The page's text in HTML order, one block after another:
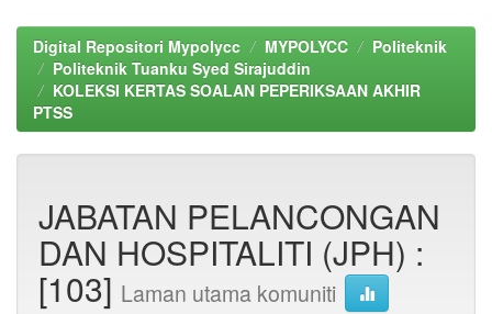
Digital Repositori Mypolycc MYPOLYCC
Politeknik
Politeknik Tuanku Syed Sirajuddin
KOLEKSI KERTAS SOALAN PEPERIKSAAN AKHIR
PTSS
JABATAN PELANCONGAN
DAN HOSPITALITI (JPH) :
[103] Laman utama komuniti